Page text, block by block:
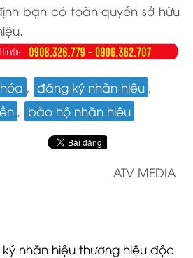
bạn có toàn quyền sở hữu
đăng ký nhãn hiệu
bảo hộ nhãn hiệu
ATV MEDIA
ký nhãn hiệu thương hiệu độc